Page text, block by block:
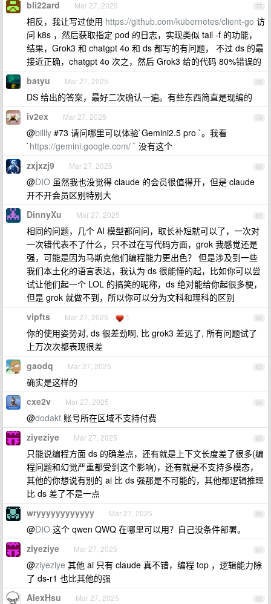
77
bli22ard Mar 27, 2025
相反，我让写过使用 https://github.com/kubernetes/client-go 访
问 k8s ，然后获取指定 pod 的日志，实现类似 tail -f 的功能，
结果，Grok3 和 chatgpt 4o 和 ds 都写的有问题， 不过 ds 的最
接近正确，chatgpt 4o 次之，然后 Grok3 给的代码 80%错误的
78
batyu Mar 27, 2025
DS 给出的答案，最好二次确认一遍。有些东西简直是现编的
79
iv2ex Mar 27, 2025
@billly #73 请问哪里可以体验`Gemini2.5 pro `。我看
`https://gemini.google.com/ ` 没有这个
80
zxjxzj9 Mar 27, 2025
@DIO 虽然我也没觉得 claude 的会员很值得开，但是 claude
开不开会员区别特别大
81
DinnyXu Mar 27, 2025
相同的问题，几个 AI 模型都问问，取长补短就可以了，一次对
一次错代表不了什么，只不过在写代码方面，grok 我感觉还是
强，可能是因为马斯克他们编程能力更出色？ 但是涉及到一些
我们本土化的语言表达，我认为 ds 很能懂的起，比如你可以尝
试让他们起一个 LOL 的搞笑的昵称，ds 绝对能给你起很多梗，
但是 grok 就做不到，所以你可以分为文科和理科的区别
82
vipfts Mar 27, 2025 1
你的使用姿势对, ds 很差劲啊, 比 grok3 差远了, 所有问题试了
上万次次都表现很差
83
gaodq Mar 27, 2025
确实是这样的
84
cxe2v Mar 27, 2025
@dodakt 账号所在区域不支持付费
85
ziyeziye Mar 27, 2025
只能说编程方面 ds 的确差点，还有就是上下文长度差了很多(编
程问题和幻觉严重都受到这个影响)，还有就是不支持多模态，
其他的你想说有别的 ai 比 ds 强那是不可能的，其他都逻辑推理
比 ds 差了不是一点
86
wryyyyyyyyyyyy Mar 27, 2025
@DIO 这个 qwen QWQ 在哪里可以用？自己没条件部署。
87
ziyeziye Mar 27, 2025
@ziyeziye 其他 ai 只有 claude 真不错，编程 top ，逻辑能力除
了 ds-r1 也比其他的强
88
AlexHsu Mar 27, 2025